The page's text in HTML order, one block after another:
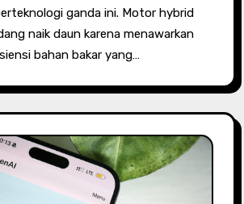
ganda ini. Motor hybrid
naik daun karena menawarkan
bahan bakar yang…